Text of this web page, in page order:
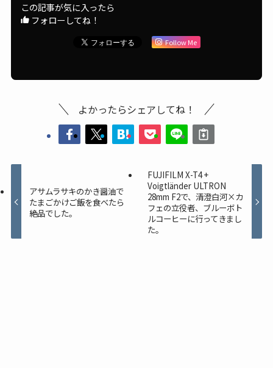
この記事が気に入ったら
フォローしてね！
Follow Me
よかったらシェアしてね！
アサムラサキのかき醤油で
たまごかけご飯を食べたら
絶品でした。
FUJIFILM X-T4 +
Voigtländer ULTRON
28mm F2で、清澄白河×カ
フェの立役者、ブルーボト
ルコーヒーに行ってきまし
た。